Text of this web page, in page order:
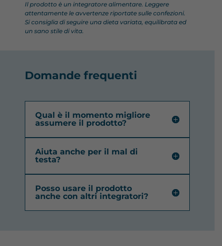
Il prodotto è un integratore alimentare. Leggere
attentamente le avvertenze riportate sulle confezioni.
Si consiglia di seguire una dieta variata, equilibrata ed
un sano stile di vita.
Domande frequenti
Qual è il momento migliore
assumere il prodotto?
Aiuta anche per il mal di
testa?
Posso usare il prodotto
anche con altri integratori?